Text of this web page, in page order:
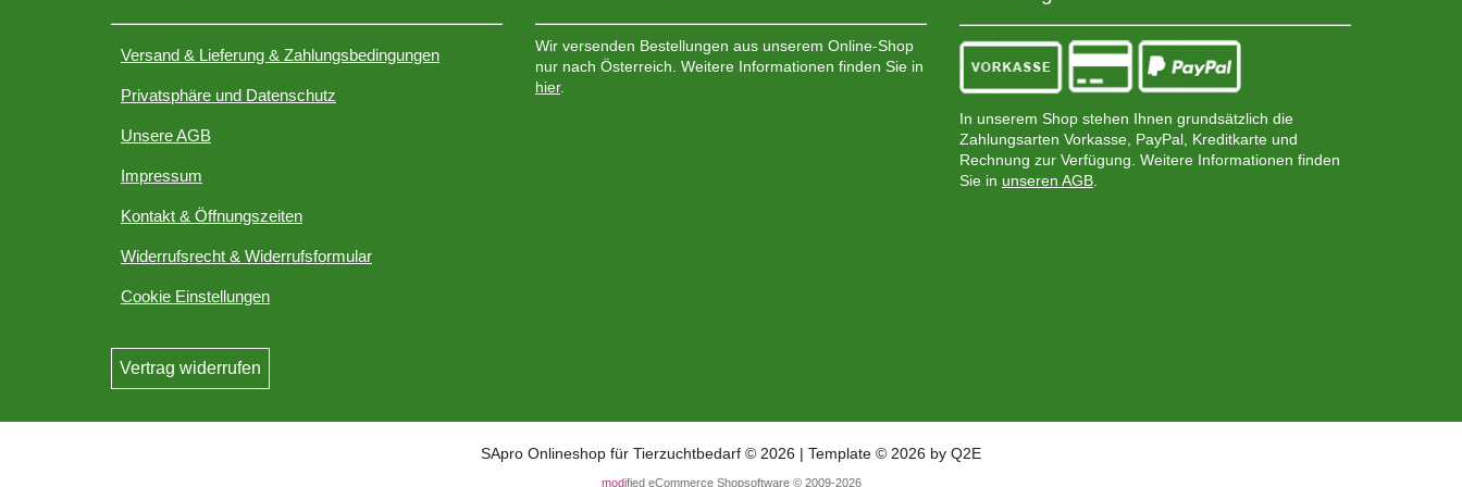
Versand & Lieferung & Zahlungsbedingungen
Privatsphäre und Datenschutz
Unsere AGB
Impressum
Kontakt & Öffnungszeiten
Widerrufsrecht & Widerrufsformular
Cookie Einstellungen
Vertrag widerrufen
Wir versenden Bestellungen aus unserem Online-Shop
nur nach Österreich. Weitere Informationen finden Sie in
hier.
In unserem Shop stehen Ihnen grundsätzlich die
Zahlungsarten Vorkasse, PayPal, Kreditkarte und
Rechnung zur Verfügung. Weitere Informationen finden
Sie in unseren AGB
SApro Onlineshop für Tierzuchtbedarf © 2026 | Template © 2026 by Q2E
modified eCommerce Shopsoftware © 2009-2026